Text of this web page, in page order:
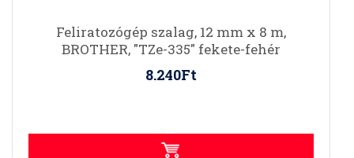
Feliratozógép szalag, 12 mm x 8 m,
BROTHER, "TZe-335" fekete-fehér
8.240Ft